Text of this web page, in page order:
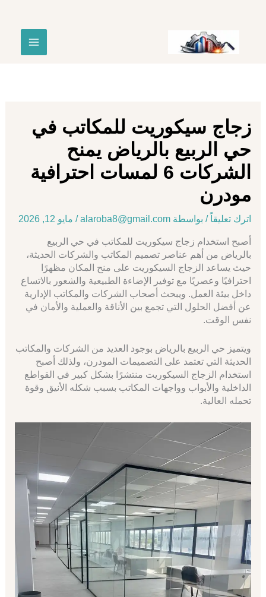
زجاج سيكوريت للمكاتب في
حي الربيع بالرياض يمنح
الشركات 6 لمسات احترافية
مودرن
اترك تعليقاً / بواسطة alaroba8@gmail.com
/ مايو 12, 2026
أصبح استخدام زجاج سيكوريت للمكاتب في حي الربيع
بالرياض من أهم عناصر تصميم المكاتب والشركات الحديثة،
حيث يساعد الزجاج السيكوريت على منح المكان مظهرًا
احترافيًا وعصريًا مع توفير الإضاءة الطبيعية والشعور بالاتساع
داخل بيئة العمل. ويبحث أصحاب الشركات والمكاتب الإدارية
عن أفضل الحلول التي تجمع بين الأناقة والعملية والأمان في
نفس الوقت.
ويتميز حي الربيع بالرياض بوجود العديد من الشركات والمكاتب
الحديثة التي تعتمد على التصميمات المودرن، ولذلك أصبح
استخدام الزجاج السيكوريت منتشرًا بشكل كبير في القواطع
الداخلية والأبواب وواجهات المكاتب بسبب شكله الأنيق وقوة
تحمله العالية.